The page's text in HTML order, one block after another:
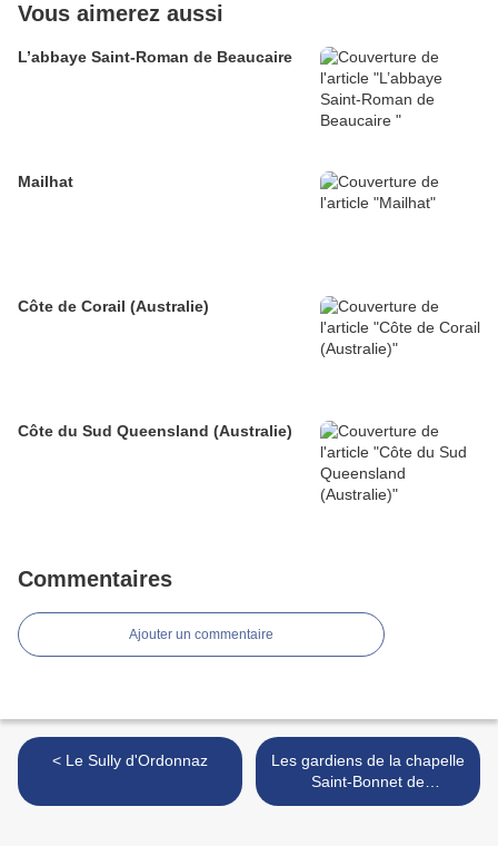
Vous aimerez aussi
L’abbaye Saint-Roman de Beaucaire
Mailhat
Côte de Corail (Australie)
Côte du Sud Queensland (Australie)
Commentaires
Ajouter un commentaire
< Le Sully d'Ordonnaz
Les gardiens de la chapelle
Saint-Bonnet de
Montmelas-Saint-Sorlin >